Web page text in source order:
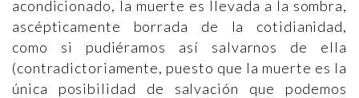
acondicionado, la muerte es llevada a la sombra,
ascépticamente borrada de la cotidianidad,
como si pudiéramos así salvarnos de ella
(contradictoriamente, puesto que la muerte es la
única posibilidad de salvación que podemos